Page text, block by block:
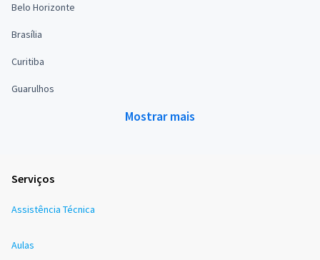
Belo Horizonte
Brasília
Curitiba
Guarulhos
Mostrar mais
Serviços
Assistência Técnica
Aulas